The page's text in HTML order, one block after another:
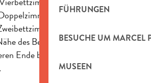
FÜHRUNGEN
BESUCHE UM MARCEL
MUSEEN
Die Zimmer
befinden sich im
des Beckens. Die anderen 4,
Ende befinden, sind klimatisiert